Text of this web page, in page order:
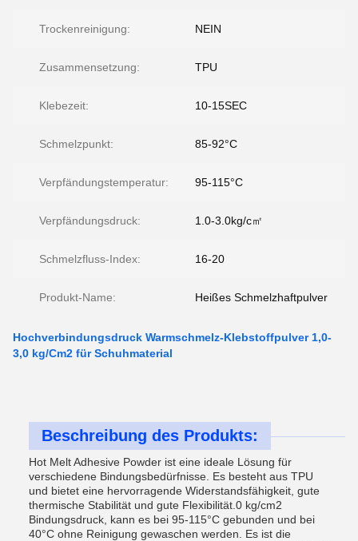
Trockenreinigung: NEIN
Zusammensetzung: TPU
Klebezeit: 10-15SEC
Schmelzpunkt: 85-92°C
Verpfändungstemperatur: 95-115°C
Verpfändungsdruck: 1.0-3.0kg/c㎡
Schmelzfluss-Index: 16-20
Produkt-Name: Heißes Schmelzhaftpulver
Hochverbindungsdruck Warmschmelz-Klebstoffpulver 1,0-
3,0 kg/Cm2 für Schuhmaterial
Beschreibung des Produkts:
Hot Melt Adhesive Powder ist eine ideale Lösung für
verschiedene Bindungsbedürfnisse. Es besteht aus TPU
und bietet eine hervorragende Widerstandsfähigkeit, gute
thermische Stabilität und gute Flexibilität.0 kg/cm2
Bindungsdruck, kann es bei 95-115°C gebunden und bei
40°C ohne Reinigung gewaschen werden. Es ist die